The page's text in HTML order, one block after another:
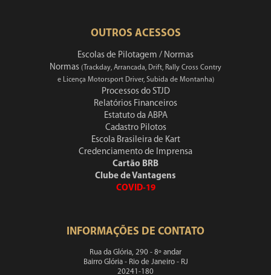
OUTROS ACESSOS
Escolas de Pilotagem / Normas
Normas (Trackday, Arrancada, Drift, Rally Cross Contry
e Licença Motorsport Driver, Subida de Montanha)
Processos do STJD
Relatórios Financeiros
Estatuto da ABPA
Cadastro Pilotos
Escola Brasileira de Kart
Credenciamento de Imprensa
Cartão BRB
Clube de Vantagens
COVID-19
INFORMAÇÕES DE CONTATO
Rua da Glória, 290 - 8º andar
Bairro Glória - Rio de Janeiro - RJ
20241-180